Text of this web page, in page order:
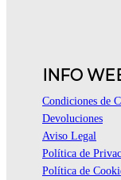
INFO
Condiciones de
Devoluciones
Aviso Legal
Política de
Política de